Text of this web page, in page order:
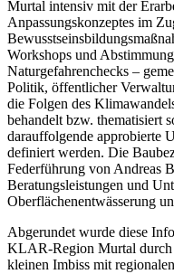
Murtal intensiv mit der
Anpassungskonzeptes im
Workshops und
Naturgefahrenchecks –
Politik, öffentlicher
die Folgen des
behandelt bzw. thematisiert
darauffolgende approbierte
definiert werden. Die
Federführung von Andreas
Beratungsleistungen und
Oberflächenentwässerung
Abgerundet wurde diese
KLAR-Region Murtal durch
kleinen Imbiss mit